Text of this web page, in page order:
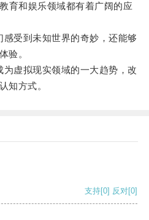
和娱乐领域都有着广阔的应
受到未知世界的奇妙，还能够
验。
虚拟现实领域的一大趋势，改
知方式。
支持[0] 反对[0]